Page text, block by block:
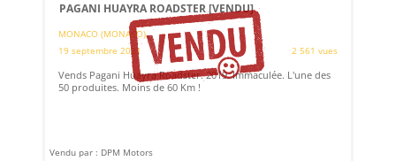
PAGANI HUAYRA ROADSTER[VENDU]
MONACO (MONACO)
19 septembre 2021
2 561 vues
Vends Pagani Huayra Roadster. 2019. Immaculée. L'une des
50 produites. Moins de 60 Km !
Vendu par : DPM Motors